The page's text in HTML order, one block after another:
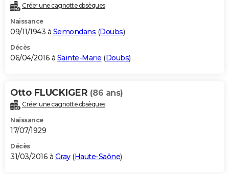
Créer une cagnotte obsèques
Naissance
09/11/1943 à Semondans (Doubs)
Décès
06/04/2016 à Sainte-Marie (Doubs)
Otto FLUCKIGER (86 ans)
Créer une cagnotte obsèques
Naissance
17/07/1929
Décès
31/03/2016 à Gray(Haute-Saône)